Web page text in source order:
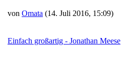
von Omata (14. Juli 2016, 15:09)
Einfach großartig - Jonathan Meese